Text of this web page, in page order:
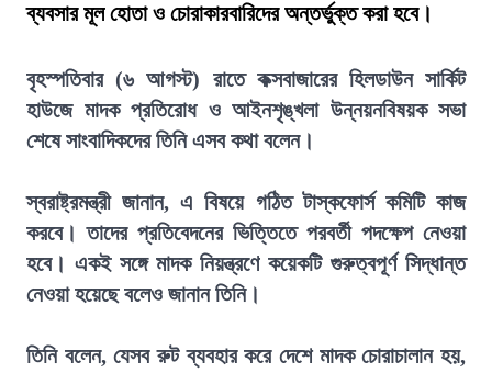
ব্যবসার মূল হোতা ও চোরাকারবারিদের অন্তর্ভুক্ত করা হবে।
বৃহস্পতিবার (৬ আগস্ট) রাতে কক্সবাজারের হিলডাউন সার্কিট
হাউজে মাদক প্রতিরোধ ও আইনশৃঙ্খলা উন্নয়নবিষয়ক সভা
শেষে সাংবাদিকদের তিনি এসব কথা বলেন।
স্বরাষ্ট্রমন্ত্রী জানান, এ বিষয়ে গঠিত টাস্কফোর্স কমিটি কাজ
করবে। তাদের প্রতিবেদনের ভিত্তিতে পরবর্তী পদক্ষেপ নেওয়া
হবে। একই সঙ্গে মাদক নিয়ন্ত্রণে কয়েকটি গুরুত্বপূর্ণ সিদ্ধান্ত
নেওয়া হয়েছে বলেও জানান তিনি।
তিনি বলেন, যেসব রুট ব্যবহার করে দেশে মাদক চোরাচালান হয়,